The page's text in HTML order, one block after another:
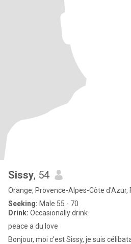
Sissy, 54
Orange, Provence-Alpes-Côte d'Azur,
Seeking: Male 55 - 70
Drink: Occasionally drink
peace a du love
Bonjour, moi c'est Sissy, je suis